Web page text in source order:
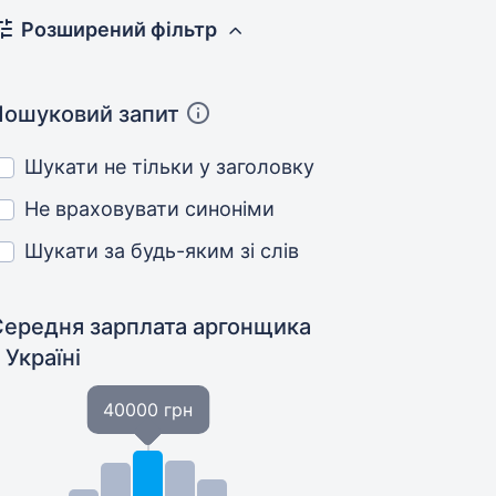
Розширений фільтр
запит
Шукати не тільки у заголовку
Не враховувати синоніми
Шукати за будь-яким зі слів
зарплата аргонщика
40000 грн